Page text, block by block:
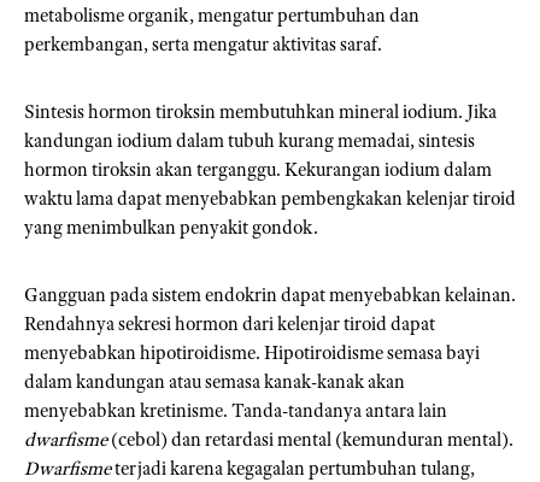
metabolisme organik, mengatur pertumbuhan dan
perkembangan, serta mengatur aktivitas saraf.
Sintesis hormon tiroksin membutuhkan mineral iodium. Jika
kandungan iodium dalam tubuh kurang memadai, sintesis
hormon tiroksin akan terganggu. Kekurangan iodium dalam
waktu lama dapat menyebabkan pembengkakan kelenjar tiroid
yang menimbulkan penyakit gondok.
Gangguan pada sistem endokrin dapat menyebabkan kelainan.
Rendahnya sekresi hormon dari kelenjar tiroid dapat
menyebabkan hipotiroidisme. Hipotiroidisme semasa bayi
dalam kandungan atau semasa kanak-kanak akan
menyebabkan kretinisme. Tanda-tandanya antara lain
dwarfisme(cebol) dan retardasi mental (kemunduran mental).
Dwarfismeterjadi karena kegagalan pertumbuhan tulang,